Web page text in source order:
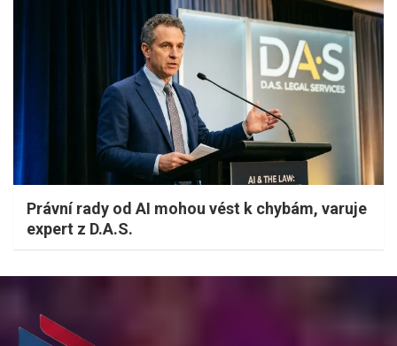
Právní rady od AI mohou vést k chybám, varuje
expert z D.A.S.